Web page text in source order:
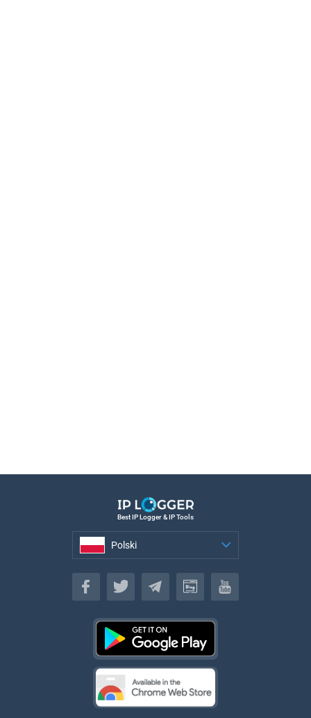
Best IP Logger & IP Tools
Polski
Polski